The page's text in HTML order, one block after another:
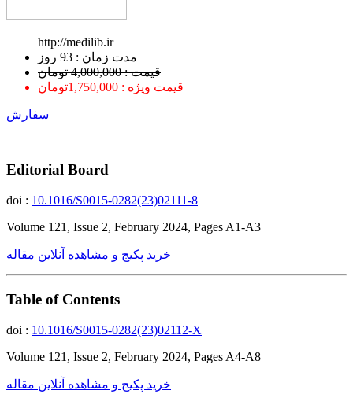
http://medilib.ir
ﻣﺪﺕ ﺯﻣﺎﻥ : 93 ﺭﻭﺯ
قیمت : 4,000,000 تومان
قیمت ویژه : 1,750,000تومان
سفارش
Editorial Board
doi : 10.1016/S0015-0282(23)02111-8
Volume 121, Issue 2, February 2024, Pages A1-A3
خرید پکیج و مشاهده آنلاین مقاله
Table of Contents
doi : 10.1016/S0015-0282(23)02112-X
Volume 121, Issue 2, February 2024, Pages A4-A8
خرید پکیج و مشاهده آنلاین مقاله